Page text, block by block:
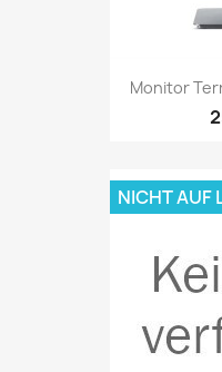
Monitor
NICHT AUF